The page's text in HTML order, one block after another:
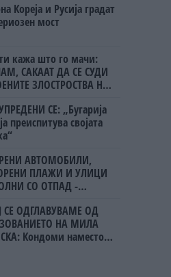
Кореја и Русија градат
мост
кажа што го мачи:
САКААТ ДА СЕ СУДИ
ЗЛОСТРОСТВА НА
СЕ: „Бугарија
преиспитува својата
АВТОМОБИЛИ,
ПЛАЖИ И УЛИЦИ
СО ОТПАД -
бран кон Сеута
СЕ ОДГЛАВУВАМЕ ОД
НА МИЛА
Кондоми наместо